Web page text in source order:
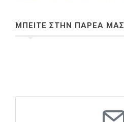
ΜΠΕΙΤΕ ΣΤΗΝ ΠΑΡΕΑ ΜΑΣ